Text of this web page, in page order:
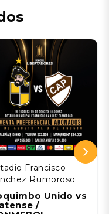
Francisco
Rumoroso
Unido vs
/